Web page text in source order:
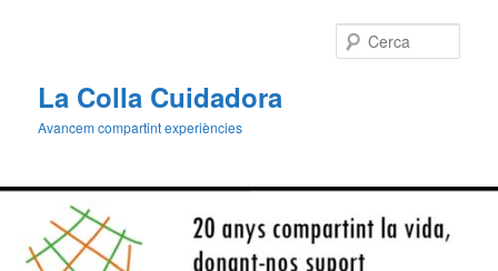
La Colla Cuidadora
Avancem compartint experiències